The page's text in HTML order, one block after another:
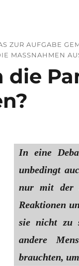
ZUR AUFGABE
MASSNAHMEN
die
In eine
unbedingt
nur mit der
Reaktionen
sie nicht zu
andere
brauchten,